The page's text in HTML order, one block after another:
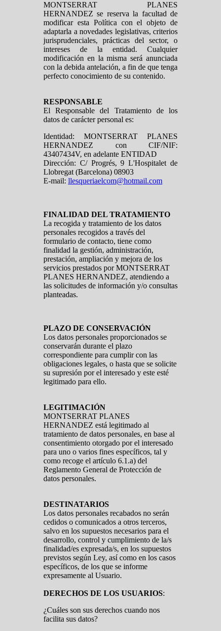
MONTSERRAT PLANES
HERNANDEZ se reserva la facultad de
modificar esta Política con el objeto de
adaptarla a novedades legislativas, criterios
jurisprudenciales, prácticas del sector, o
intereses de la entidad. Cualquier
modificación en la misma será anunciada
con la debida antelación, a fin de que tenga
perfecto conocimiento de su contenido.
RESPONSABLE
El Responsable del Tratamiento de los
datos de carácter personal es:
Identidad: MONTSERRAT PLANES
HERNANDEZ con CIF/NIF:
43407434V, en adelante ENTIDAD
Dirección: C/ Progrés, 9 L'Hospitalet de
Llobregat (Barcelona) 08903
E-mail: llesqueriaelcom@hotmail.com
FINALIDAD DEL TRATAMIENTO
La recogida y tratamiento de los datos
personales recogidos a través del
formulario de contacto, tiene como
finalidad la gestión, administración,
prestación, ampliación y mejora de los
servicios prestados por MONTSERRAT
PLANES HERNANDEZ, atendiendo a
las solicitudes de información y/o consultas
planteadas.
PLAZO DE CONSERVACIÓN
Los datos personales proporcionados se
conservarán durante el plazo
correspondiente para cumplir con las
obligaciones legales, o hasta que se solicite
su supresión por el interesado y este esté
legitimado para ello.
LEGITIMACIÓN
MONTSERRAT PLANES
HERNANDEZ está legitimado al
tratamiento de datos personales, en base al
consentimiento otorgado por el interesado
para uno o varios fines específicos, tal y
como recoge el artículo 6.1.a) del
Reglamento General de Protección de
datos personales.
DESTINATARIOS
Los datos personales recabados no serán
cedidos o comunicados a otros terceros,
salvo en los supuestos necesarios para el
desarrollo, control y cumplimiento de la/s
finalidad/es expresada/s, en los supuestos
previstos según Ley, así como en los casos
específicos, de los que se informe
expresamente al Usuario.
DERECHOS DE LOS USUARIOS:
¿Cuáles son sus derechos cuando nos
facilita sus datos?